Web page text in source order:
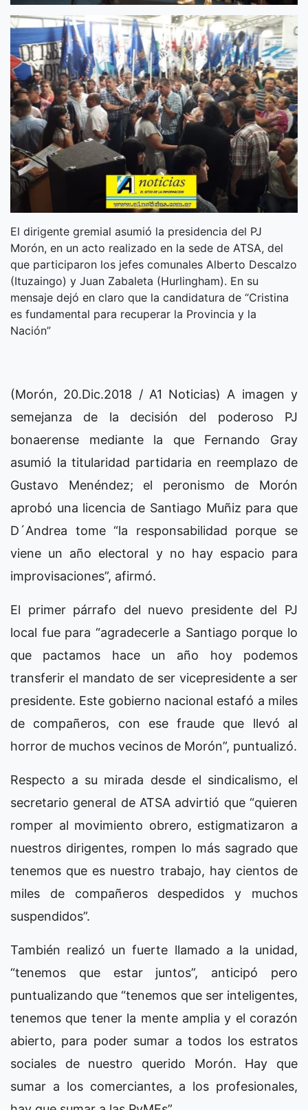
El dirigente gremial asumió la presidencia del PJ
Morón, en un acto realizado en la sede de ATSA, del
que participaron los jefes comunales Alberto Descalzo
(Ituzaingo) y Juan Zabaleta (Hurlingham). En su
mensaje dejó en claro que la candidatura de “Cristina
es fundamental para recuperar la Provincia y la
Nación”
(Morón, 20.Dic.2018 / A1 Noticias) A imagen y
semejanza de la decisión del poderoso PJ
bonaerense mediante la que Fernando Gray
asumió la titularidad partidaria en reemplazo de
Gustavo Menéndez; el peronismo de Morón
aprobó una licencia de Santiago Muñiz para que
D´Andrea tome “la responsabilidad porque se
viene un año electoral y no hay espacio para
improvisaciones”, afirmó.
El primer párrafo del nuevo presidente del PJ
local fue para “agradecerle a Santiago porque lo
que pactamos hace un año hoy podemos
transferir el mandato de ser vicepresidente a ser
presidente. Este gobierno nacional estafó a miles
de compañeros, con ese fraude que llevó al
horror de muchos vecinos de Morón”, puntualizó.
Respecto a su mirada desde el sindicalismo, el
secretario general de ATSA advirtió que “quieren
romper al movimiento obrero, estigmatizaron a
nuestros dirigentes, rompen lo más sagrado que
tenemos que es nuestro trabajo, hay cientos de
miles de compañeros despedidos y muchos
suspendidos”.
También realizó un fuerte llamado a la unidad,
“tenemos que estar juntos”, anticipó pero
puntualizando que “tenemos que ser inteligentes,
tenemos que tener la mente amplia y el corazón
abierto, para poder sumar a todos los estratos
sociales de nuestro querido Morón. Hay que
sumar a los comerciantes, a los profesionales,